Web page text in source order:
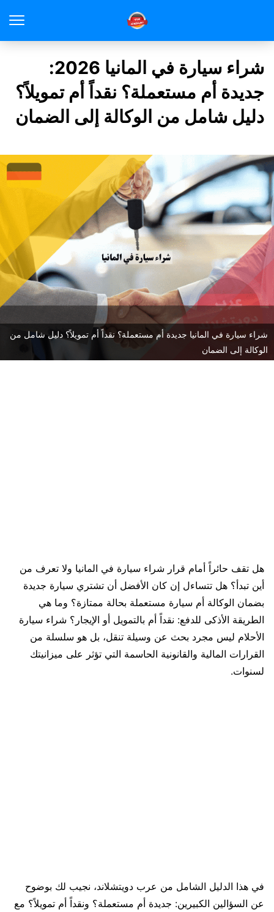
شراء سيارة في المانيا 2026:
جديدة أم مستعملة؟ نقداً أم تمويلاً؟
دليل شامل من الوكالة إلى الضمان
شراء سيارة في المانيا جديدة أم مستعملة؟ نقداً أم تمويلاً؟ دليل شامل من
الوكالة إلى الضمان
هل تقف حائراً أمام قرار شراء سيارة في المانيا ولا تعرف من
أين تبدأ؟ هل تتساءل إن كان الأفضل أن تشتري سيارة جديدة
بضمان الوكالة أم سيارة مستعملة بحالة ممتازة؟ وما هي
الطريقة الأذكى للدفع: نقداً أم بالتمويل أو الإيجار؟ شراء سيارة
الأحلام ليس مجرد بحث عن وسيلة تنقل، بل هو سلسلة من
القرارات المالية والقانونية الحاسمة التي تؤثر على ميزانيتك
لسنوات.
في هذا الدليل الشامل من عرب دويتشلاند، نجيب لك بوضوح
عن السؤالين الكبيرين: جديدة أم مستعملة؟ ونقداً أم تمويلاً؟ مع